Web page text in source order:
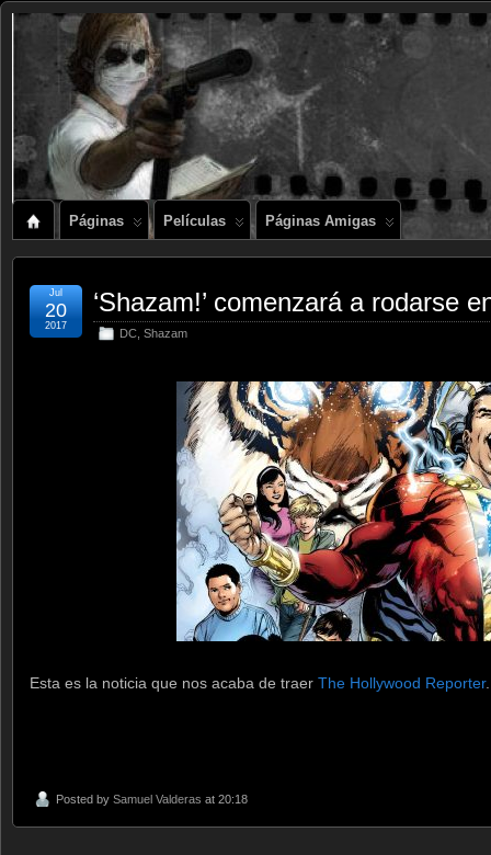
Páginas Películas Páginas Amigas
‘Shazam!’ comenzará a rodarse
DC Shazam
Jul
20
2017
Esta es la noticia que nos acaba de traer The Hollywood Reporter.
Posted by Samuel Valderas at 20:18